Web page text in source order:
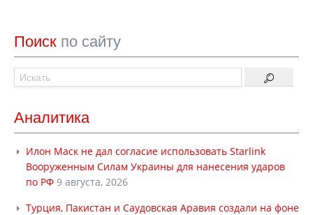
Поиск по сайту
Аналитика
Илон Маск не дал согласие использовать Starlink
Вооруженным Силам Украины для нанесения ударов
по РФ 9 августа, 2026
Турция, Пакистан и Саудовская Аравия создали на фоне